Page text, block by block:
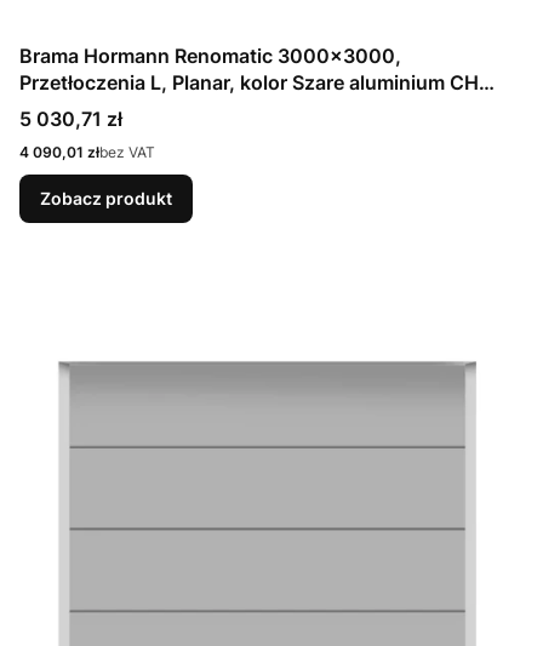
Brama Hormann Renomatic 3000x3000,
Przetłoczenia L, Planar, kolor Szare aluminium CH
9007 Matt deluxe + Prowadzenie N
Cena
5 030,71 zł
Cena
4 090,01 złbez VAT
Zobacz produkt